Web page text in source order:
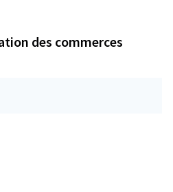
des commerces